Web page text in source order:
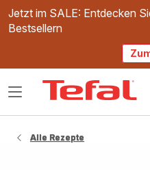
Jetzt im SALE: Entdecken
Bestsellern
Das
Alle Rezepte